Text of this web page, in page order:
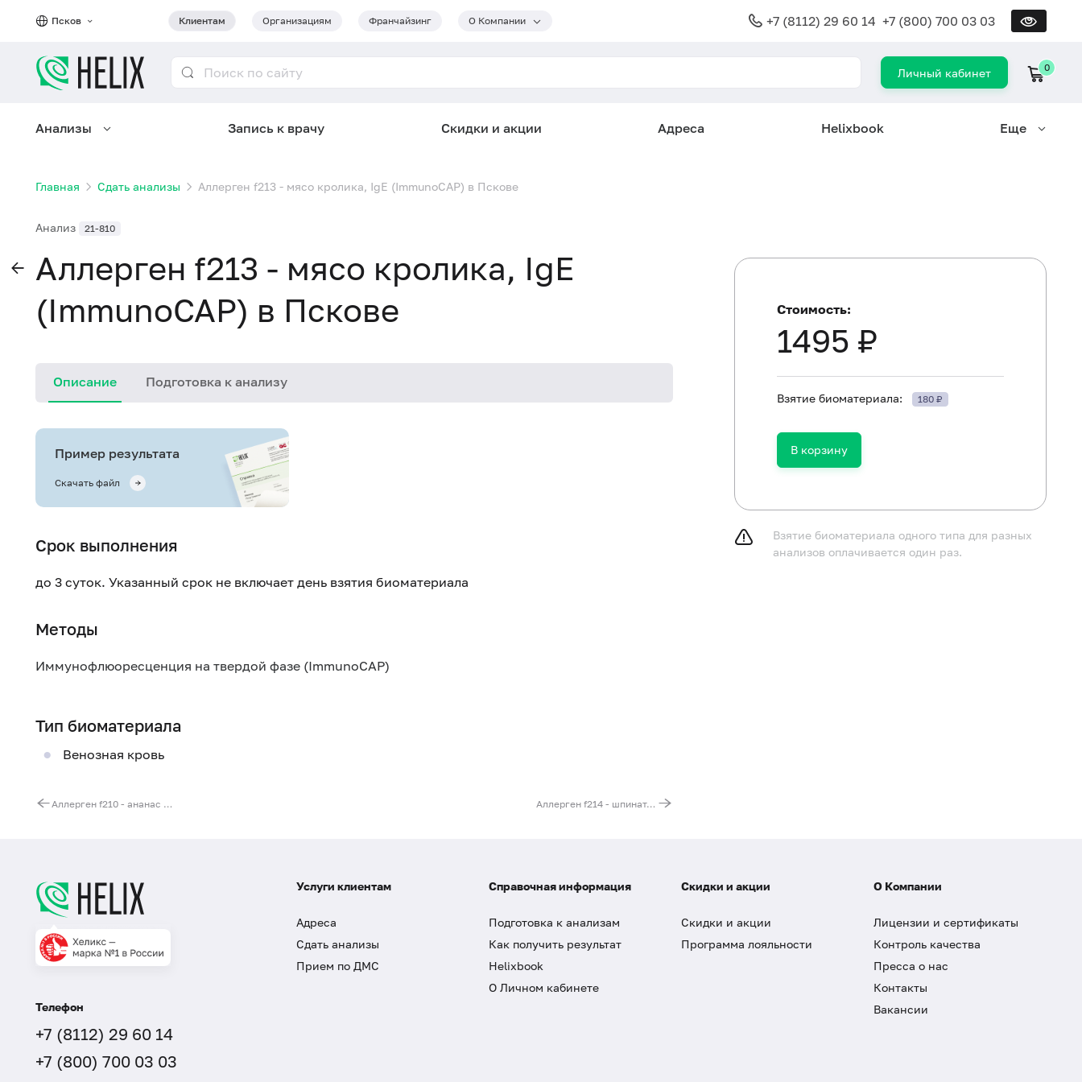
Псков Клиентам Организациям Франчайзинг О Компании +7 (8112) 29 60 14 +7 (800) 700 03 03
Личный кабинет 0
Анализы Запись к врачу Скидки и акции Адреса Helixbook Еще
Главная Сдать анализы Аллерген f213 - мясо кролика, IgE (ImmunoCAP) в Пскове
Анализ 21-810
Аллерген f213 - мясо кролика, IgE
(ImmunoCAP) в Пскове
Описание Подготовка к анализу
Пример результата
Скачать файл
Срок выполнения
до 3 суток. Указанный срок не включает день взятия биоматериала
Методы
Иммунофлюоресценция на твердой фазе (ImmunoCAP)
Тип биоматериала
Венозная кровь
Аллерген f210 - ананас (Ananas comosus), IgE (ImmunoCAP) Аллерген f214 - шпинат, IgE (ImmunoCAP)
Не курить в течение 30 минут до исследования.
Стоимость:
1495 ₽
Взятие биоматериала: 180 ₽
В корзину
Взятие биоматериала одного типа для разных
анализов оплачивается один раз.
Телефон
+7 (8112) 29 60 14
+7 (800) 700 03 03
Услуги клиентам
Адреса
Сдать анализы
Прием по ДМС
Справочная информация
Подготовка к анализам
Как получить результат
Helixbook
О Личном кабинете
Скидки и акции
Скидки и акции
Программа лояльности
О Компании
Лицензии и сертификаты
Контроль качества
Пресса о нас
Контакты
Вакансии